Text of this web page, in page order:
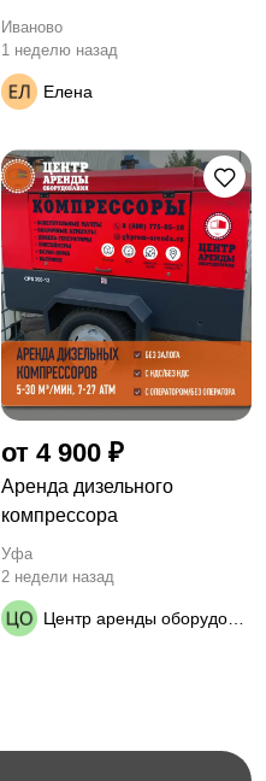
оборудование
Иваново
1 неделю назад
Елена
от 4 900 ₽
Аренда дизельного
компрессора
Уфа
2 недели назад